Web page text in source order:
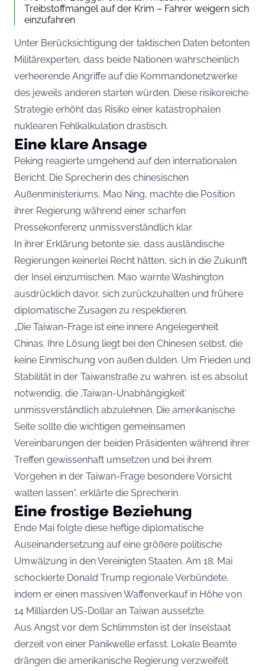
Treibstoffmangel auf der Krim – Fahrer weigern sich
einzufahren
Unter Berücksichtigung der taktischen Daten betonten
Militärexperten, dass beide Nationen wahrscheinlich
verheerende Angriffe auf die Kommandonetzwerke
des jeweils anderen starten würden. Diese risikoreiche
Strategie erhöht das Risiko einer katastrophalen
nuklearen Fehlkalkulation drastisch.
Eine klare Ansage
Peking reagierte umgehend auf den internationalen
Bericht. Die Sprecherin des chinesischen
Außenministeriums, Mao Ning, machte die Position
ihrer Regierung während einer scharfen
Pressekonferenz unmissverständlich klar.
In ihrer Erklärung betonte sie, dass ausländische
Regierungen keinerlei Recht hätten, sich in die Zukunft
der Insel einzumischen. Mao warnte Washington
ausdrücklich davor, sich zurückzuhalten und frühere
diplomatische Zusagen zu respektieren.
„Die Taiwan-Frage ist eine innere Angelegenheit
Chinas. Ihre Lösung liegt bei den Chinesen selbst, die
keine Einmischung von außen dulden. Um Frieden und
Stabilität in der Taiwanstraße zu wahren, ist es absolut
notwendig, die ‚Taiwan-Unabhängigkeit‘
unmissverständlich abzulehnen. Die amerikanische
Seite sollte die wichtigen gemeinsamen
Vereinbarungen der beiden Präsidenten während ihrer
Treffen gewissenhaft umsetzen und bei ihrem
Vorgehen in der Taiwan-Frage besondere Vorsicht
walten lassen“, erklärte die Sprecherin.
Eine frostige Beziehung
Ende Mai folgte diese heftige diplomatische
Auseinandersetzung auf eine größere politische
Umwälzung in den Vereinigten Staaten. Am 18. Mai
schockierte Donald Trump regionale Verbündete,
indem er einen massiven Waffenverkauf in Höhe von
14 Milliarden US-Dollar an Taiwan aussetzte.
Aus Angst vor dem Schlimmsten ist der Inselstaat
derzeit von einer Panikwelle erfasst. Lokale Beamte
drängen die amerikanische Regierung verzweifelt